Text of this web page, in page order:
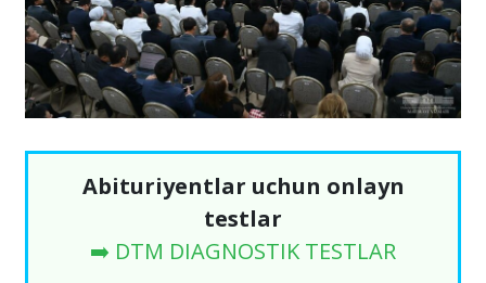
Abituriyentlar uchun onlayn
testlar
➡️ DTM DIAGNOSTIK TESTLAR